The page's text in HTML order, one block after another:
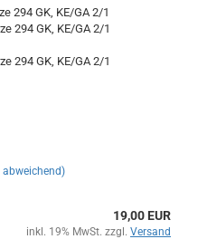
294 GK, KE/GA 2/1
294 GK, KE/GA 2/1
294 GK, KE/GA 2/1
19,00 EUR
inkl. 19% MwSt. zzgl. Versand